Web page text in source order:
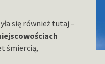
się również tutaj –
śmiercią,